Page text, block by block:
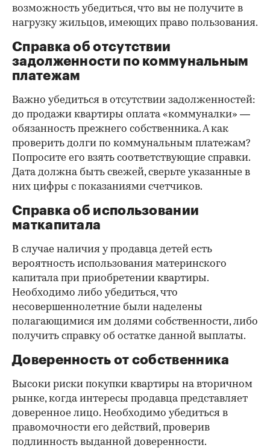
возможность убедиться, что вы не получите в
нагрузку жильцов, имеющих право пользования.
Справка об отсутствии
задолженности по коммунальным
платежам
Важно убедиться в отсутствии задолженностей:
до продажи квартиры оплата «коммуналки» —
обязанность прежнего собственника. А как
проверить долги по коммунальным платежам?
Попросите его взять соответствующие справки.
Дата должна быть свежей, сверьте указанные в
них цифры с показаниями счетчиков.
Справка об использовании
маткапитала
В случае наличия у продавца детей есть
вероятность использования материнского
капитала при приобретении квартиры.
Необходимо либо убедиться, что
несовершеннолетние были наделены
полагающимися им долями собственности, либо
получить справку об остатке данной выплаты.
Доверенность от собственника
Высоки риски покупки квартиры на вторичном
рынке, когда интересы продавца представляет
доверенное лицо. Необходимо убедиться в
правомочности его действий, проверив
подлинность выданной доверенности.